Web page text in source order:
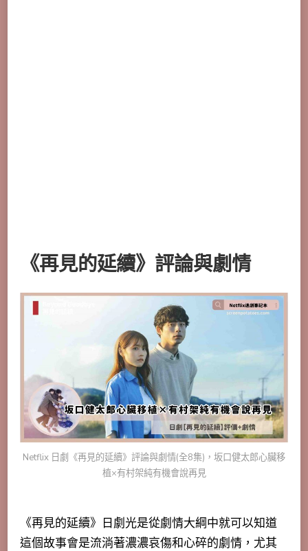
《再見的延續》評論與劇情
Netflix 日劇《再見的延續》評論與劇情(全8集)，坂口健太郎心臟移
植×有村架純有機會說再見
《再見的延續》日劇光是從劇情大綱中就可以知道
這個故事會是流淌著濃濃哀傷和心碎的劇情，尤其